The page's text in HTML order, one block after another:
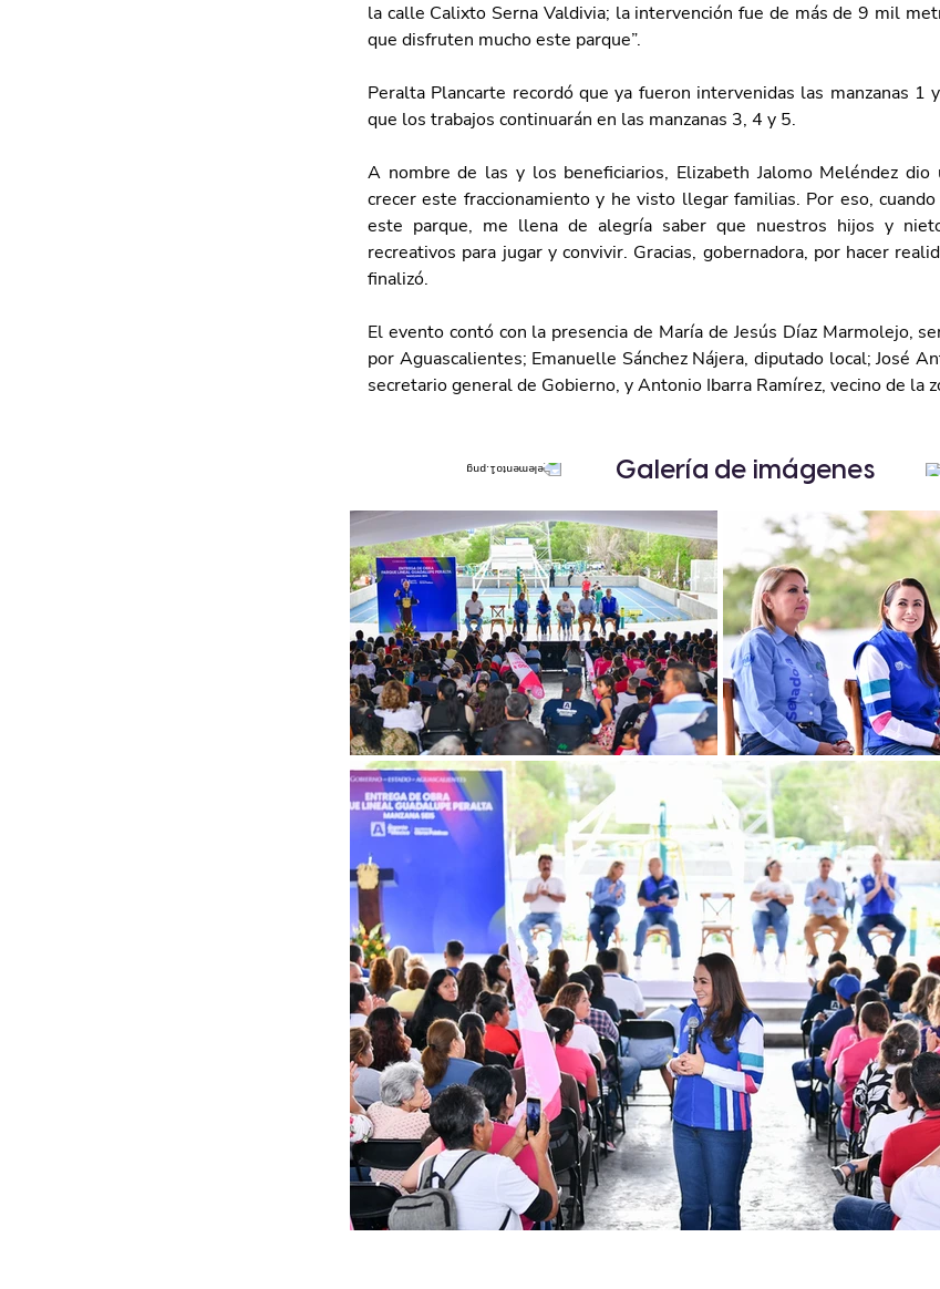
la calle Calixto Serna Valdivia; la intervención fue de más de 9 mil
que disfruten mucho este parque”.
Peralta Plancarte recordó que ya fueron intervenidas las manzanas 1
que los trabajos continuarán en las manzanas 3, 4 y 5.
A nombre de las y los beneficiarios, Elizabeth Jalomo Meléndez dio
crecer este fraccionamiento y he visto llegar familias. Por eso,
este parque, me llena de alegría saber que nuestros hijos y
recreativos para jugar y convivir. Gracias, gobernadora, por hacer
finalizó.
El evento contó con la presencia de María de Jesús Díaz Marmolejo,
por Aguascalientes; Emanuelle Sánchez Nájera, diputado local; José
secretario general de Gobierno, y Antonio Ibarra Ramírez, vecino de la
Galería de imágenes